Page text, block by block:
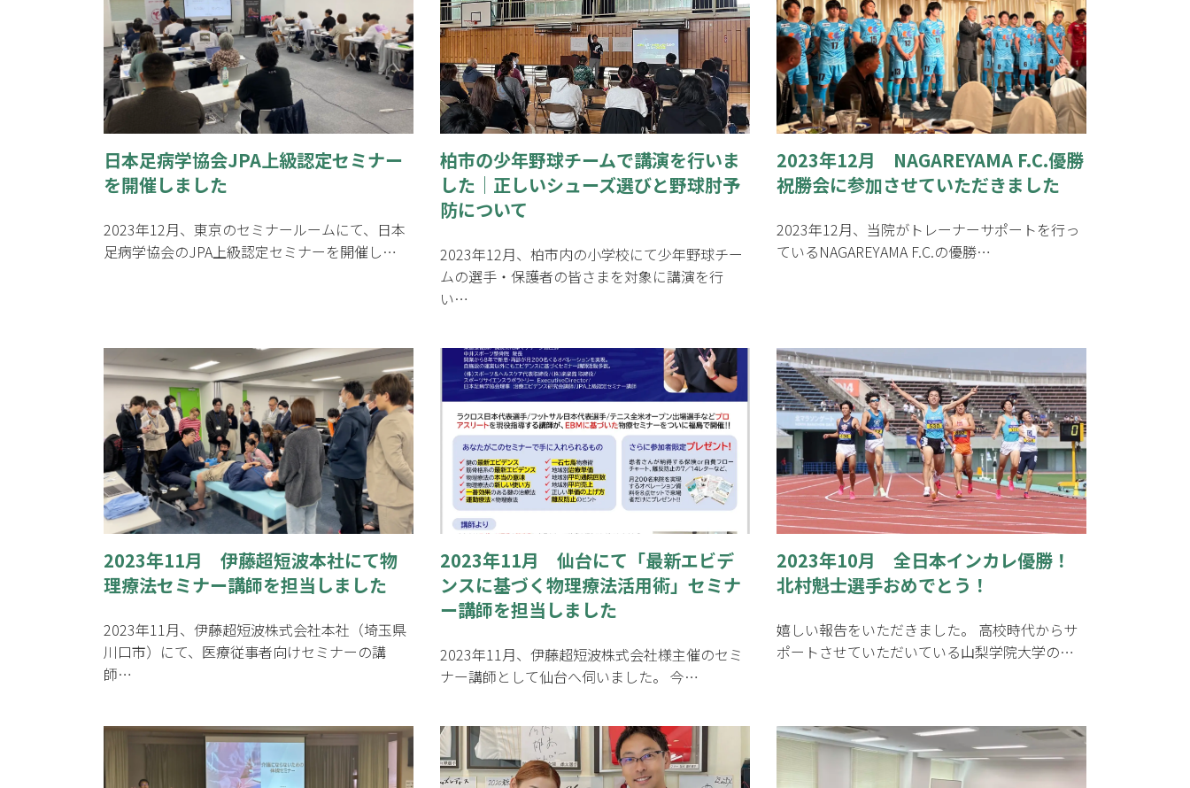
日本足病学協会JPA上級認定セミナー
を開催しました
2023年12月、東京のセミナールームにて、日本
足病学協会のJPA上級認定セミナーを開催し…
柏市の少年野球チームで講演を行いま
した｜正しいシューズ選びと野球肘予
防について
2023年12月、柏市内の小学校にて少年野球チー
ムの選手・保護者の皆さまを対象に講演を行
い…
2023年12月 NAGAREYAMA F.C.優勝
祝勝会に参加させていただきました
2023年12月、当院がトレーナーサポートを行っ
ているNAGAREYAMA F.C.の優勝…
2023年11月 伊藤超短波本社にて物
理療法セミナー講師を担当しました
2023年11月、伊藤超短波株式会社本社（埼玉県
川口市）にて、医療従事者向けセミナーの講
師…
2023年11月 仙台にて「最新エビデ
ンスに基づく物理療法活用術」セミナ
ー講師を担当しました
2023年11月、伊藤超短波株式会社様主催のセミ
ナー講師として仙台へ伺いました。 今…
2023年10月 全日本インカレ優勝！
北村魁士選手おめでとう！
嬉しい報告をいただきました。 高校時代からサ
ポートさせていただいている山梨学院大学の…